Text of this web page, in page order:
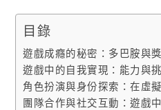
目錄
遊戲成癮的秘密：多巴胺與
遊戲中的自我實現：能力與
角色扮演與身份探索：在虛
團隊合作與社交互動：遊戲